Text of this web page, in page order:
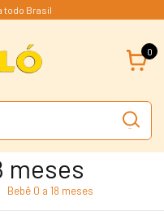
todo Brasil
0
meses
Bebê 0 a 18 meses